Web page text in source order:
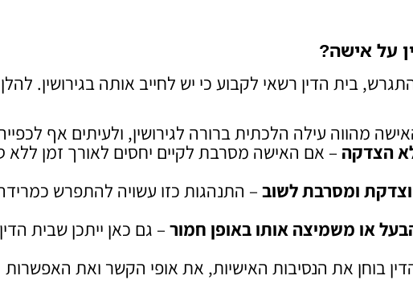
על אישה?
בית הדין רשאי לקבוע כי יש לחייב אותה בגירושין. להלן
מהווה עילה הלכתית ברורה לגירושין, ולעיתים אף
הצדקה – אם האישה מסרבת לקיים יחסים לאורך זמן ללא
ומסרבת לשוב – התנהגות כזו עשויה להתפרש
או משמיצה אותו באופן חמור – גם כאן ייתכן שבית הדין
בוחן את הנסיבות האישיות, את אופי הקשר ואת האפשרות